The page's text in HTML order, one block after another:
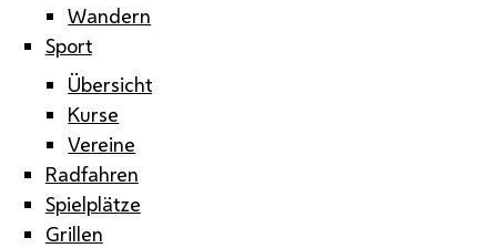
Wandern
Sport
Übersicht
Kurse
Vereine
Radfahren
Spielplätze
Grillen